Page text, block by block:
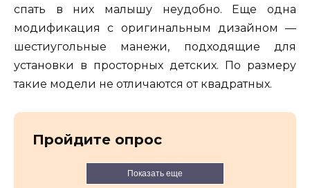
спать в них малышу неудобно. Еще одна
модификация с оригинальным дизайном —
шестиугольные манежи, подходящие для
установки в просторных детских. По размеру
такие модели не отличаются от квадратных.
Пройдите опрос
Показать еще